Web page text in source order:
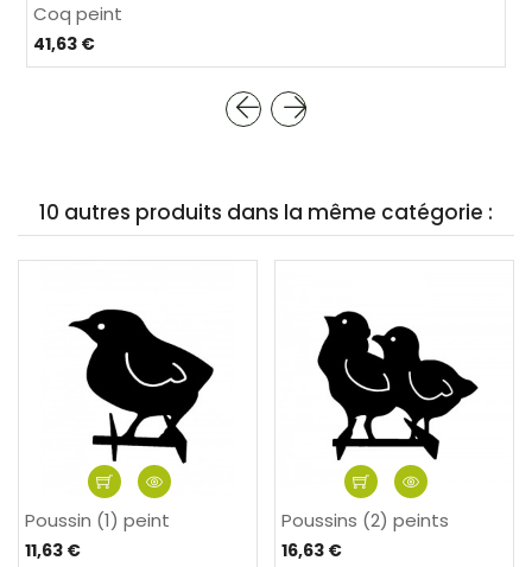
Coq peint
41,63 €
10 autres produits dans la même catégorie :
Poussin (1) peint
11,63 €
Poussins (2) peints
16,63 €